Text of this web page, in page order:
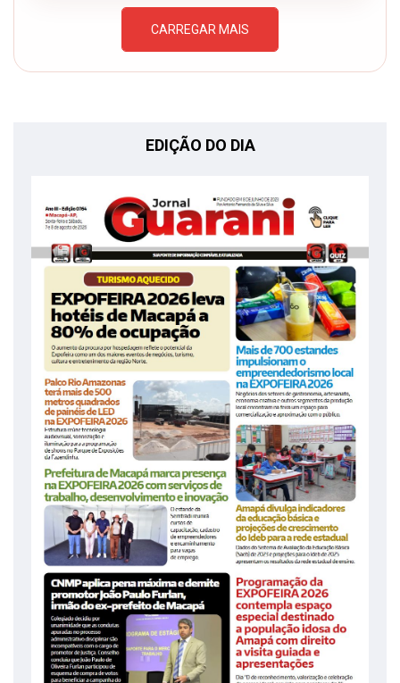
CARREGAR MAIS
EDIÇÃO DO DIA